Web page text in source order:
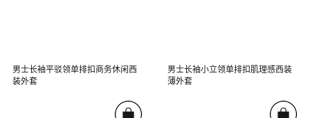
男士长袖平驳领单排扣商务休闲西
装外套
男士长袖小立领单排扣肌理感西装
薄外套